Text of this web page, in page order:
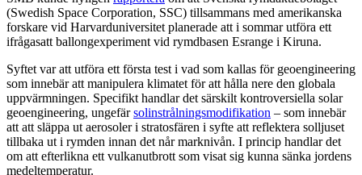
(Swedish Space Corporation, SSC) tillsammans med amerikanska
forskare vid Harvarduniversitet planerade att i sommar utföra ett
ifrågasatt ballongexperiment vid rymdbasen Esrange i Kiruna.
Syftet var att utföra ett första test i vad som kallas för geoengineering
som innebär att manipulera klimatet för att hålla nere den globala
uppvärmningen. Specifikt handlar det särskilt kontroversiella solar
geoengineering, ungefärsolinstrålningsmodifikation – som innebär
att att släppa ut aerosoler i stratosfären i syfte att reflektera solljuset
tillbaka ut i rymden innan det når marknivån. I princip handlar det
om att efterlikna ett vulkanutbrott som visat sig kunna sänka jordens
medeltemperatur.